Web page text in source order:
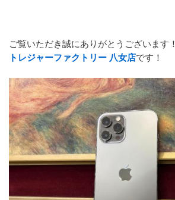
ご覧いただき誠にありがとうございます！
トレジャーファクトリー 八女店です！